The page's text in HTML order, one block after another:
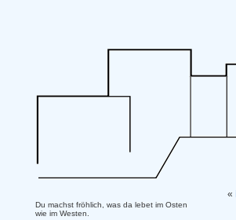
«
Du machst fröhlich, was da lebet im Osten
wie im Westen.